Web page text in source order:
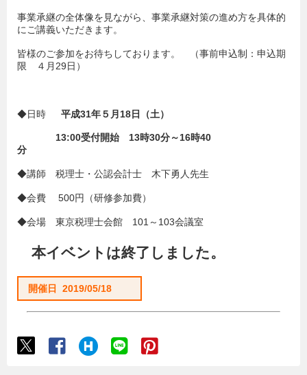
事業承継の全体像を見ながら、事業承継対策の進め方を具体的
にご講義いただきます。
皆様のご参加をお待ちしております。 （事前申込制：申込期
限 ４月29日）
◆日時 平成31年５ 月18日（土）
13:00受付開始 13時30分～16時40
分
◆講師 税理士・公認会計士 木下勇人先生
◆会費 500円（研修参加費）
◆会場 東京税理士会館 101～103会議室
本イベントは終了しました。
開催日 2019/05/18